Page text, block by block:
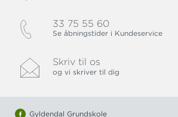
33 75 55 60
Se åbningstider i Kundeservice
Skriv til os
og vi skriver til dig
Gyldendal Grundskole